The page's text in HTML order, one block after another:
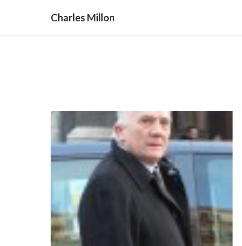
Charles Millon